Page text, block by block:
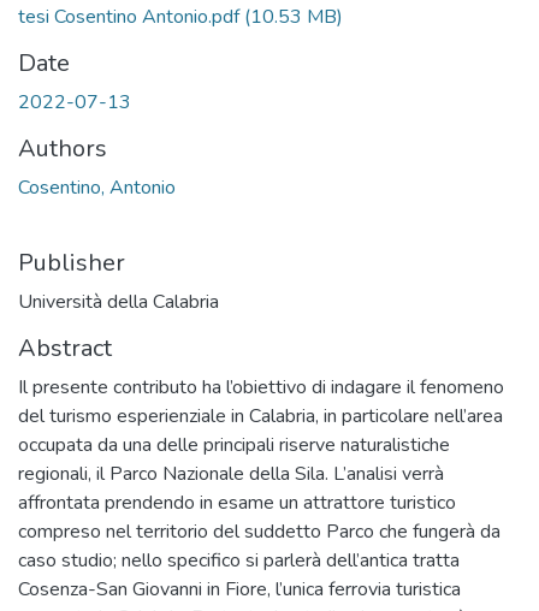
tesi Cosentino Antonio.pdf(10.53 MB)
Date
2022-07-13
Authors
Cosentino, Antonio
Publisher
Università della Calabria
Abstract
Il presente contributo ha l’obiettivo di indagare il fenomeno
del turismo esperienziale in Calabria, in particolare nell’area
occupata da una delle principali riserve naturalistiche
regionali, il Parco Nazionale della Sila. L’analisi verrà
affrontata prendendo in esame un attrattore turistico
compreso nel territorio del suddetto Parco che fungerà da
caso studio; nello specifico si parlerà dell’antica tratta
Cosenza-San Giovanni in Fiore, l’unica ferrovia turistica